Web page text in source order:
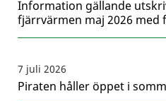
Information gällande
fjärrvärmen maj 2026 med
7 juli 2026
Piraten håller öppet i